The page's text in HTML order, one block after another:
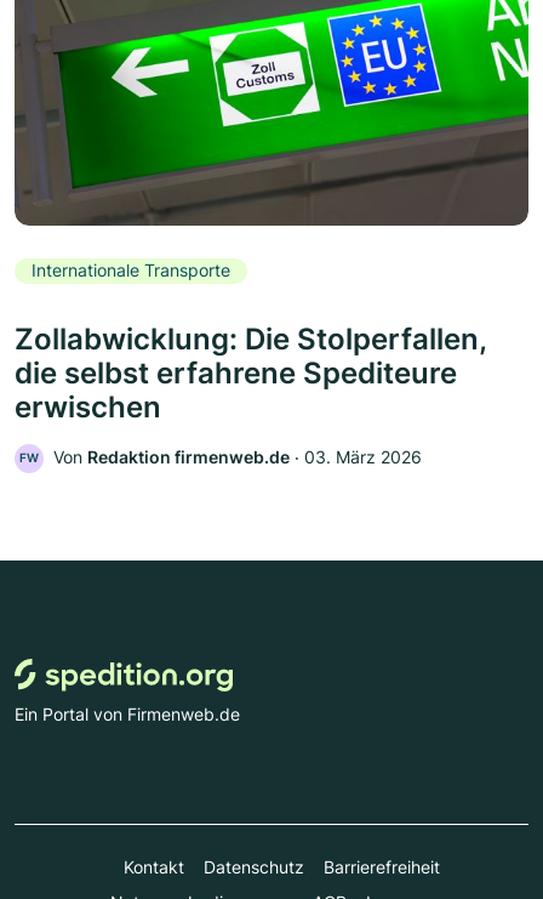
Internationale Transporte
Zollabwicklung: Die Stolperfallen,
die selbst erfahrene Spediteure
erwischen
FW Von Redaktion firmenweb.de ‧ 03. März 2026
Ein Portal von Firmenweb.de
Kontakt Datenschutz
Barrierefreiheit